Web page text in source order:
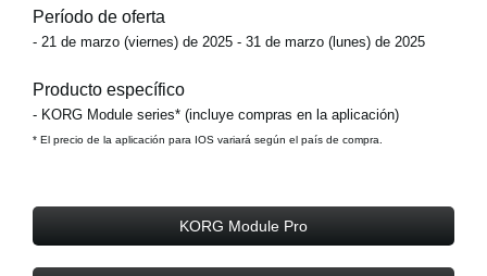
Período de oferta
- 21 de marzo (viernes) de 2025 - 31 de marzo (lunes) de 2025
Producto específico
- KORG Module series* (incluye compras en la aplicación)
* El precio de la aplicación para IOS variará según el país de compra.
KORG Module Pro